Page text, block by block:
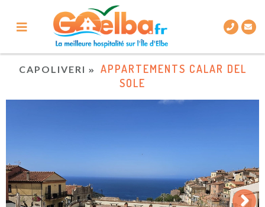
CAPOLIVERI
APPARTEMENTS CALAR DEL
SOLE